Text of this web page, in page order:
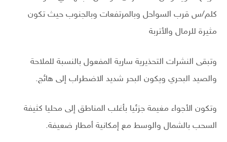
كلم/س قرب السواحل وبالمرتفعات وبالجنوب حيث تكون
مثيرة للرمال والأتربة
وتبقى النشرات التحذيرية سارية المفعول بالنسبة للملاحة
والصيد البحري ويكون البحر شديد الاضطراب إلى هائج.
وتكون الأجواء مغيمة جزئيا بأغلب المناطق إلى محليا كثيفة
السحب بالشمال والوسط مع إمكانية أمطار ضعيفة.